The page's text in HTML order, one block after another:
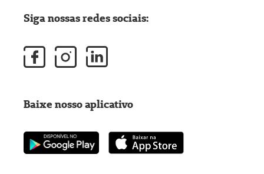
Siga nossas redes sociais:
Baixe nosso aplicativo